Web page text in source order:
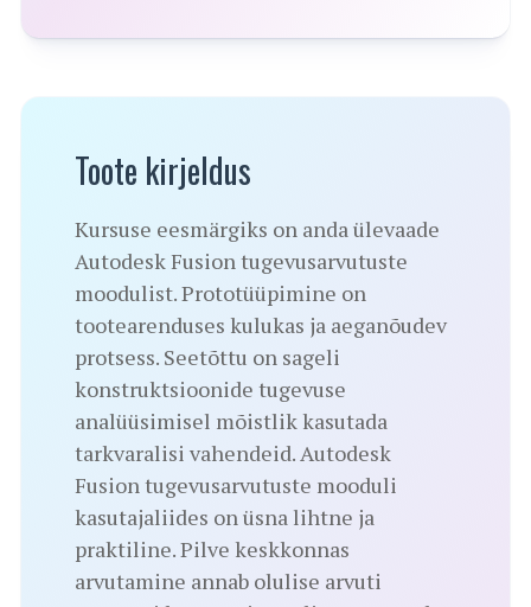
Toote kirjeldus
Kursuse eesmärgiks on anda ülevaade
Autodesk Fusion tugevusarvutuste
moodulist. Prototüüpimine on
tootearenduses kulukas ja aeganõudev
protsess. Seetõttu on sageli
konstruktsioonide tugevuse
analüüsimisel mõistlik kasutada
tarkvaralisi vahendeid. Autodesk
Fusion tugevusarvutuste mooduli
kasutajaliides on üsna lihtne ja
praktiline. Pilve keskkonnas
arvutamine annab olulise arvuti